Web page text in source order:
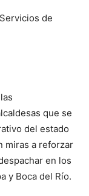
de
que se
del estado
miras a reforzar
en los
y Boca del Río.